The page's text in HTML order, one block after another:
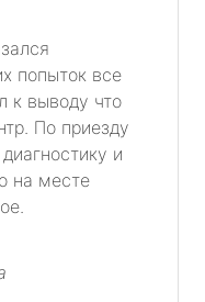
попыток все
к выводу что
По приезду
и
на месте